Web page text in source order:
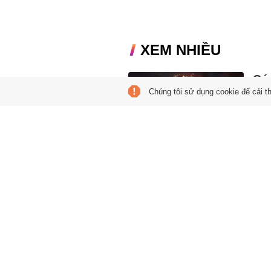
XEM NHIỀU
Cú
Chúng tôi sử dụng cookie để cải